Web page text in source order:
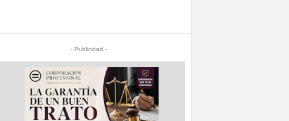
- Publicidad -